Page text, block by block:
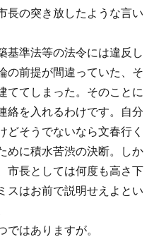
長の突き放したような言い
基準法等の法令には違反し
の前提が間違っていた、そ
ててしまった。そのことに
絡を入れるわけです。自分
どそうでないなら文春行く
めに積水苦渋の決断。しか
市長としては何度も高さ下
スはお前で説明せえよとい
ではありますが。